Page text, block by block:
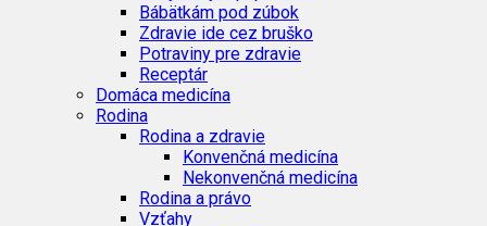
Bábätkám pod zúbok
Zdravie ide cez bruško
Potraviny pre zdravie
Receptár
Domáca medicína
Rodina
Rodina a zdravie
Konvenčná medicína
Nekonvenčná medicína
Rodina a právo
Vzťahy